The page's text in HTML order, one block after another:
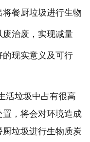
新闻动态
餐厨垃圾进行生物
废治废，实现减量
现实意义及可行
活垃圾中占有很高
，将会对环境造成
垃圾进行生物质炭